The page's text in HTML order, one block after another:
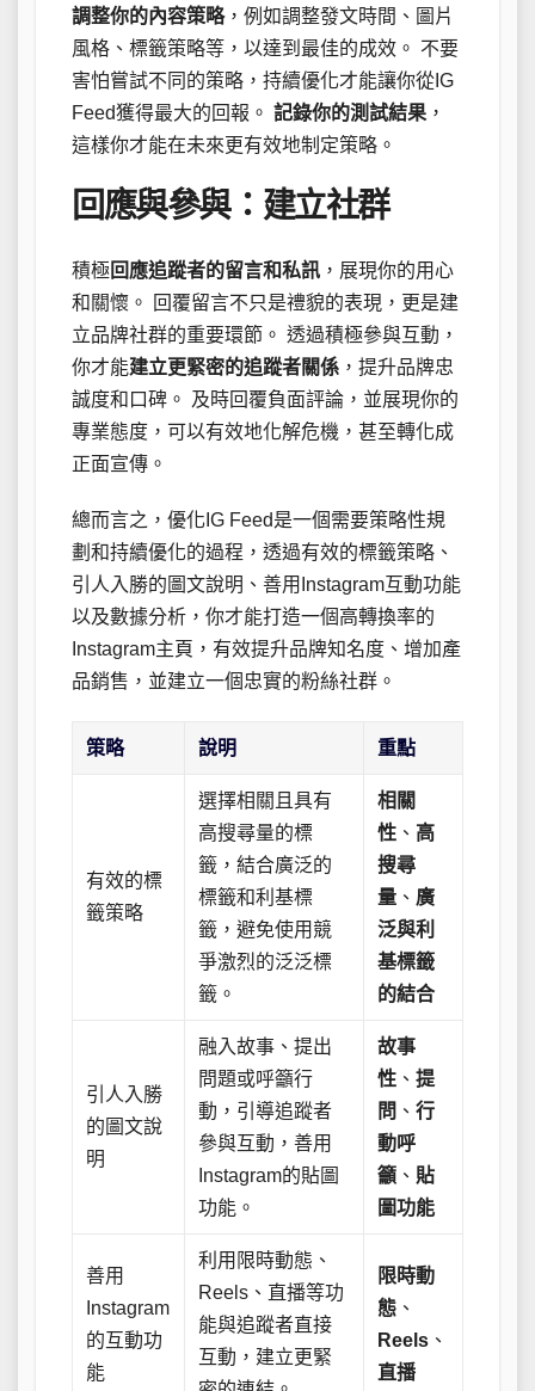
調整你的內容策略，例如調整發文時間、圖片
風格、標籤策略等，以達到最佳的成效。 不要
害怕嘗試不同的策略，持續優化才能讓你從IG
Feed獲得最大的回報。 記錄你的測試結果 ，
這樣你才能在未來更有效地制定策略。
回應與參與：建立社群
積極回應追蹤者的留言和私訊 ，展現你的用心
和關懷。 回覆留言不只是禮貌的表現，更是建
立品牌社群的重要環節。 透過積極參與互動，
你才能建立更緊密的追蹤者關係 ，提升品牌忠
誠度和口碑。 及時回覆負面評論，並展現你的
專業態度，可以有效地化解危機，甚至轉化成
正面宣傳。
總而言之，優化IG Feed是一個需要策略性規
劃和持續優化的過程，透過有效的標籤策略、
引人入勝的圖文說明、善用Instagram互動功能
以及數據分析，你才能打造一個高轉換率的
Instagram主頁，有效提升品牌知名度、增加產
品銷售，並建立一個忠實的粉絲社群。
策略 說明 重點
有效的標
籤策略
選擇相關且具有
高搜尋量的標
籤，結合廣泛的
標籤和利基標
籤，避免使用競
爭激烈的泛泛標
籤。
相關
性 、 高
搜尋
量 、 廣
泛與利
基標籤
的結合
引人入勝
的圖文說
明
融入故事、提出
問題或呼籲行
動，引導追蹤者
參與互動，善用
Instagram的貼圖
功能。
故事
性 、提
問 、行
動呼
籲 、 貼
圖功能
善用
Instagram
的互動功
能
利用限時動態、
Reels、直播等功
能與追蹤者直接
互動，建立更緊
限時動
態 、
Reels 、
直播